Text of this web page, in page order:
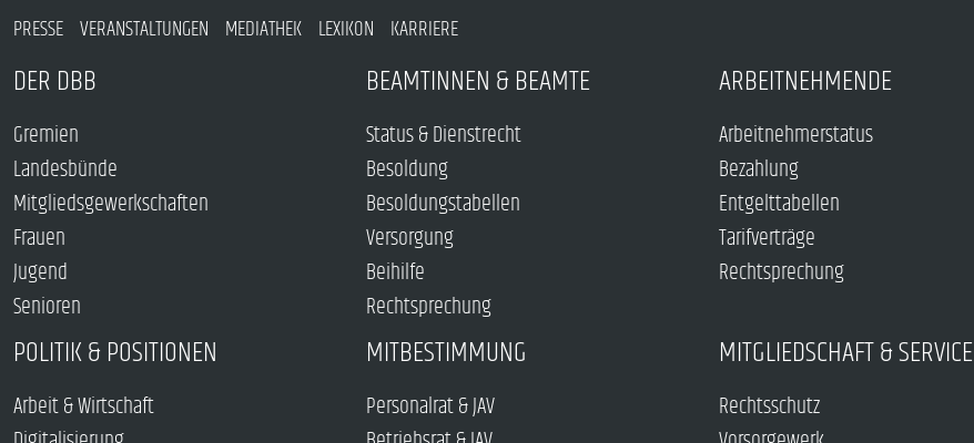
PRESSE VERANSTALTUNGEN MEDIATHEK LEXIKON KARRIERE
DER DBB
Gremien
Landesbünde
Mitgliedsgewerkschaften
Frauen
Jugend
Senioren
BEAMTINNEN & BEAMTE
Status & Dienstrecht
Besoldung
Besoldungstabellen
Versorgung
Beihilfe
Rechtsprechung
ARBEITNEHMENDE
Arbeitnehmerstatus
Bezahlung
Entgelttabellen
Tarifverträge
Rechtsprechung
POLITIK & POSITIONEN
Arbeit & Wirtschaft
MITBESTIMMUNG
Personalrat & JAV
MITGLIEDSCHAFT & SERVICE
Rechtsschutz